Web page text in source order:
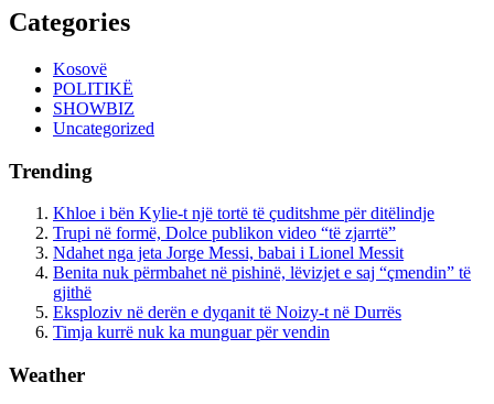
Categories
Kosovë
POLITIKË
SHOWBIZ
Uncategorized
Trending
Khloe i bën Kylie-t një tortë të çuditshme për ditëlindje
Trupi në formë, Dolce publikon video “të zjarrtë”
Ndahet nga jeta Jorge Messi, babai i Lionel Messit
Benita nuk përmbahet në pishinë, lëvizjet e saj “çmendin” të
gjithë
Eksploziv në derën e dyqanit të Noizy-t në Durrës
Timja kurrë nuk ka munguar për vendin
Weather